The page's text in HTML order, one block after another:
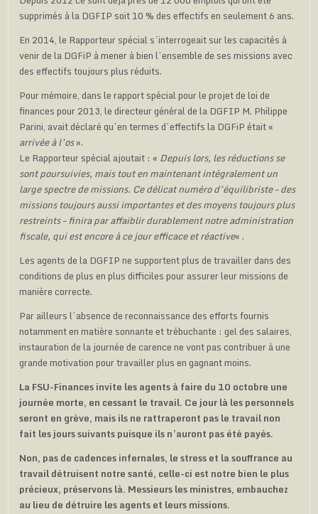
supprimés à la DGFIP soit 10 % des effectifs en seulement 6 ans.
En 2014, le Rapporteur spécial s’interrogeait sur les capacités à
venir de la DGFiP à mener à bien l’ensemble de ses missions avec
des effectifs toujours plus réduits.
Pour mémoire, dans le rapport spécial pour le projet de loi de
finances pour 2013, le directeur général de la DGFIP M. Philippe
Parini, avait déclaré qu’en termes d’effectifs la DGFiP était «
arrivée à l’os».
Le Rapporteur spécial ajoutait : « Depuis lors, les réductions se
sont poursuivies, mais tout en maintenant intégralement un
large spectre de missions. Ce délicat numéro d’équilibriste – des
missions toujours aussi importantes et des moyens toujours plus
restreints – finira par affaiblir durablement notre administration
fiscale, qui est encore à ce jour efficace et réactive« .
Les agents de la DGFIP ne supportent plus de travailler dans des
conditions de plus en plus difficiles pour assurer leur missions de
manière correcte.
Par ailleurs l’absence de reconnaissance des efforts fournis
notamment en matière sonnante et trébuchante : gel des salaires,
instauration de la journée de carence ne vont pas contribuer à une
grande motivation pour travailler plus en gagnant moins.
La FSU-Finances invite les agents à faire du 10 octobre une
journée morte, en cessant le travail. Ce jour là les personnels
seront en grève, mais ils ne rattraperont pas le travail non
fait les jours suivants puisque ils n’auront pas été payés.
Non, pas de cadences infernales, le stress et la souffrance au
travail détruisent notre santé, celle-ci est notre bien le plus
précieux, préservons là. Messieurs les ministres, embauchez
au lieu de détruire les agents et leurs missions.